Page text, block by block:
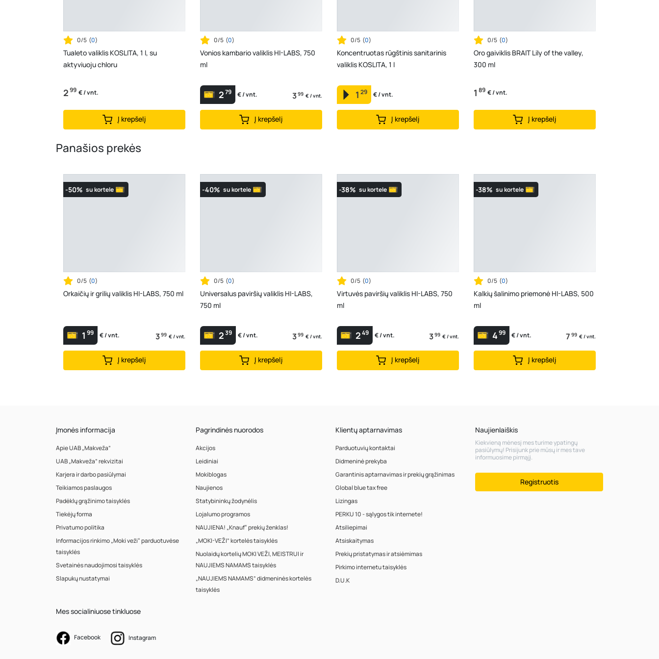
0/5 (0)
Tualeto valiklis KOSLITA, 1 l, su
aktyviuoju chloru
299 € / vnt.
Į krepšelį
0/5 (0)
Vonios kambario valiklis HI-LABS, 750
ml
279 € / vnt. 399 € / vnt.
Į krepšelį
0/5 (0)
Koncentruotas rūgštinis sanitarinis
valiklis KOSLITA, 1 l
1 29 € / vnt.
Į krepšelį
0/5 (0)
Oro gaiviklis BRAIT Lily of the valley,
300 ml
1 89 € / vnt.
Į krepšelį
Panašios prekės
-50% su kortele
0/5 (0)
Orkaičių ir grilių valiklis HI-LABS, 750 ml
1 99 € / vnt. 399 € / vnt.
Į krepšelį
-40% su kortele
0/5 (0)
Universalus paviršių valiklis HI-LABS,
750 ml
239 € / vnt. 399 € / vnt.
Į krepšelį
-38% su kortele
0/5 (0)
Virtuvės paviršių valiklis HI-LABS, 750
ml
249 € / vnt. 399 € / vnt.
Į krepšelį
-38% su kortele
0/5 (0)
Kalkių šalinimo priemonė HI-LABS, 500
ml
499 € / vnt. 7 99 € / vnt.
Į krepšelį
Įmonės informacija
Apie UAB „Makveža”
UAB „Makveža” rekvizitai
Karjera ir darbo pasiūlymai
Teikiamos paslaugos
Padėklų grąžinimo taisyklės
Tiekėjų forma
Privatumo politika
Informacijos rinkimo „Moki veži“ parduotuvėse
taisyklės
Svetainės naudojimosi taisyklės
Slapukų nustatymai
Pagrindinės nuorodos
Akcijos
Leidiniai
Mokiblogas
Naujienos
Statybininkų žodynėlis
Lojalumo programos
NAUJIENA! „Knauf“ prekių ženklas!
„MOKI-VEŽI” kortelės taisyklės
Nuolaidų kortelių MOKI VEŽI, MEISTRUI ir
NAUJIEMS NAMAMS taisyklės
„NAUJIEMS NAMAMS” didmeninės kortelės
taisyklės
Klientų aptarnavimas
Parduotuvių kontaktai
Didmeninė prekyba
Garantinis aptarnavimas ir prekių grąžinimas
Global blue tax free
Lizingas
PERKU 10 - sąlygos tik internete!
Atsiliepimai
Atsiskaitymas
Prekių pristatymas ir atsiėmimas
Pirkimo internetu taisyklės
D.U.K
Mes socialiniuose tinkluose
Facebook Instagram
Naujienlaiškis
Kiekvieną mėnesį mes turime ypatingų
pasiūlymų! Prisijunk prie mūsų ir mes tave
informuosime pirmąjį.
Registruotis